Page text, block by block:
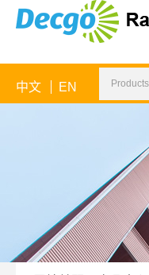
中文 EN